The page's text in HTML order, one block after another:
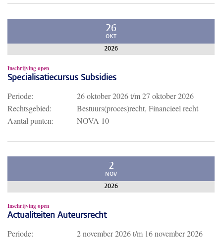
26
OKT
2026
Inschrijving open
Specialisatiecursus Subsidies
Periode: 26 oktober 2026t/m27 oktober 2026
Rechtsgebied:
Bestuurs(proces)recht, Financieel recht
Aantal punten:
NOVA 10
2
NOV
2026
Inschrijving open
Actualiteiten Auteursrecht
Periode: 2 november 2026t/m 16 november 2026